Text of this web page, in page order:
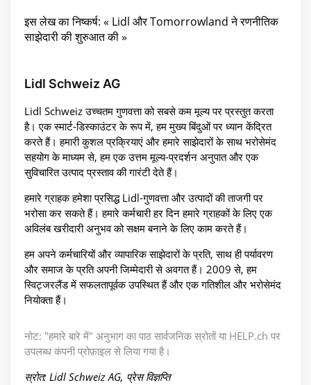
इस लेख का निष्कर्ष: « Lidl और Tomorrowland ने रणनीतिक
साझेदारी की शुरुआत की »
Lidl Schweiz AG
Lidl Schweiz उच्चतम गुणवत्ता को सबसे कम मूल्य पर प्रस्तुत करता
है। एक स्मार्ट-डिस्काउंटर के रूप में, हम मुख्य बिंदुओं पर ध्यान केंद्रित
करते हैं। हमारी कुशल प्रक्रियाएं और हमारे साझेदारों के साथ भरोसेमंद
सहयोग के माध्यम से, हम एक उत्तम मूल्य-प्रदर्शन अनुपात और एक
सुविचारित उत्पाद प्रस्ताव की गारंटी देते हैं।
हमारे ग्राहक हमेशा प्रसिद्ध Lidl-गुणवत्ता और उत्पादों की ताजगी पर
भरोसा कर सकते हैं। हमारे कर्मचारी हर दिन हमारे ग्राहकों के लिए एक
अविलंब खरीदारी अनुभव को सक्षम बनाने के लिए काम करते हैं।
हम अपने कर्मचारियों और व्यापारिक साझेदारों के प्रति, साथ ही पर्यावरण
और समाज के प्रति अपनी जिम्मेदारी से अवगत हैं। 2009 से, हम
स्विट्जरलैंड में सफलतापूर्वक उपस्थित हैं और एक गतिशील और भरोसेमंद
नियोक्ता हैं।
नोट: "हमारे बारे में" अनुभाग का पाठ सार्वजनिक स्रोतों या HELP.ch पर
उपलब्ध कंपनी प्रोफ़ाइल से लिया गया है।
स्रोत: Lidl Schweiz AG, प्रेस विज्ञप्ति